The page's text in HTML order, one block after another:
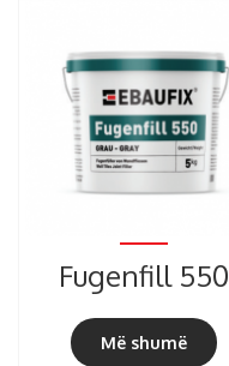
Fugenfill 550
Më shumë